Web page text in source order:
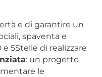
e di garantire un
spaventa e
5Stelle di realizzare
: un progetto
le